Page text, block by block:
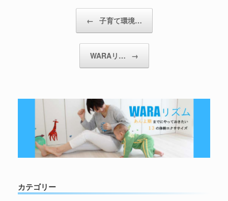
← 子育て環境…
WARAリ… →
カテゴリー